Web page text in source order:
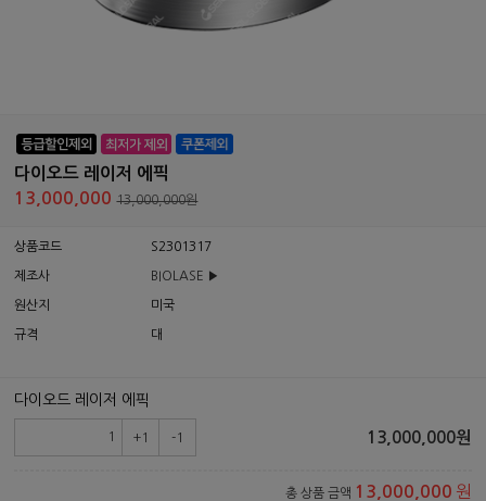
다이오드 레이저 에픽
13,000,000 13,000,000원
상품코드 S2301317
제조사 BIOLASE ▶
원산지 미국
규격 대
다이오드 레이저 에픽
+1 -1 13,000,000원
총 상품 금액 13,000,000 원